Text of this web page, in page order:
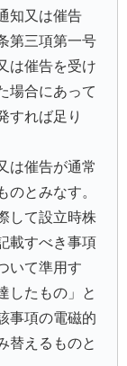
知又は催告
第三項第一号
は催告を受け
場合にあって
すれば足り
は催告が通常
のとみなす。
して設立時株
載すべき事項
いて準用す
したもの」と
事項の電磁的
替えるものと